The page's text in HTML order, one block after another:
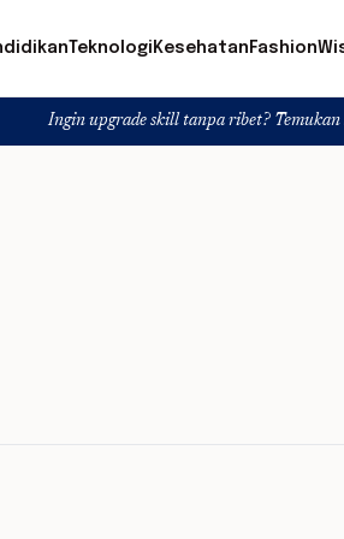
Teknologi Kesehatan Fashion
upgrade skill tanpa ribet? Temukan kelas